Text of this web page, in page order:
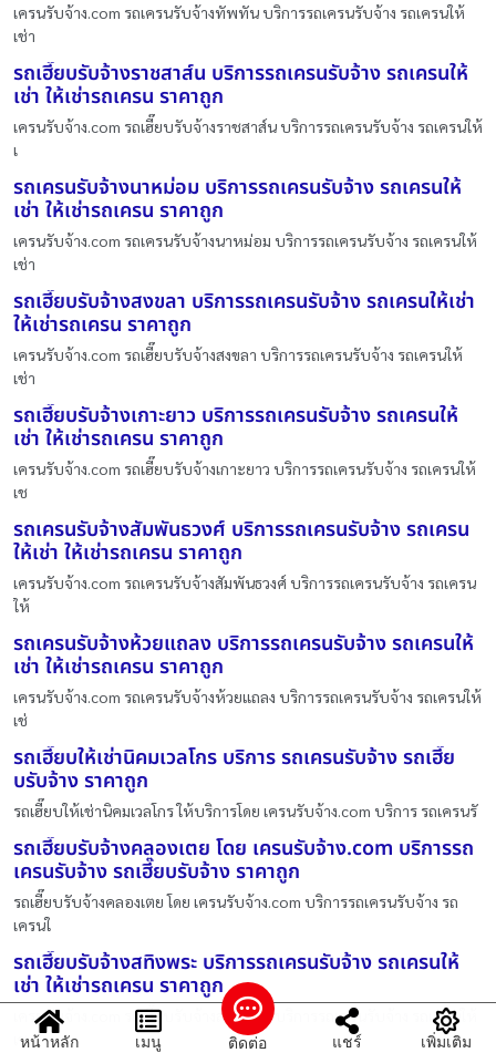
เครนรับจ้าง.com รถเครนรับจ้างทัพทัน บริการรถเครนรับจ้าง รถเครนให้
เช่า
รถเฮี๊ยบรับจ้างราชสาส์น บริการรถเครนรับจ้าง รถเครนให้
เช่า ให้เช่ารถเครน ราคาถูก
เครนรับจ้าง.com รถเฮี๊ยบรับจ้างราชสาส์น บริการรถเครนรับจ้าง รถเครนให้
เ
รถเครนรับจ้างนาหม่อม บริการรถเครนรับจ้าง รถเครนให้
เช่า ให้เช่ารถเครน ราคาถูก
เครนรับจ้าง.com รถเครนรับจ้างนาหม่อม บริการรถเครนรับจ้าง รถเครนให้
เช่า
รถเฮี๊ยบรับจ้างสงขลา บริการรถเครนรับจ้าง รถเครนให้เช่า
ให้เช่ารถเครน ราคาถูก
เครนรับจ้าง.com รถเฮี๊ยบรับจ้างสงขลา บริการรถเครนรับจ้าง รถเครนให้
เช่า
รถเฮี๊ยบรับจ้างเกาะยาว บริการรถเครนรับจ้าง รถเครนให้
เช่า ให้เช่ารถเครน ราคาถูก
เครนรับจ้าง.com รถเฮี๊ยบรับจ้างเกาะยาว บริการรถเครนรับจ้าง รถเครนให้
เช
รถเครนรับจ้างสัมพันธวงศ์ บริการรถเครนรับจ้าง รถเครน
ให้เช่า ให้เช่ารถเครน ราคาถูก
เครนรับจ้าง.com รถเครนรับจ้างสัมพันธวงศ์ บริการรถเครนรับจ้าง รถเครน
ให้
รถเครนรับจ้างห้วยแถลง บริการรถเครนรับจ้าง รถเครนให้
เช่า ให้เช่ารถเครน ราคาถูก
เครนรับจ้าง.com รถเครนรับจ้างห้วยแถลง บริการรถเครนรับจ้าง รถเครนให้
เช่
รถเฮี๊ยบให้เช่านิคมเวลโกร บริการ รถเครนรับจ้าง รถเฮี๊ย
บรับจ้าง ราคาถูก
รถเฮี๊ยบให้เช่านิคมเวลโกร ให้บริการโดย เครนรับจ้าง.com บริการ รถเครนรั
รถเฮี๊ยบรับจ้างคลองเตย โดย เครนรับจ้าง.com บริการรถ
เครนรับจ้าง รถเฮี๊ยบรับจ้าง ราคาถูก
รถเฮี๊ยบรับจ้างคลองเตย โดย เครนรับจ้าง.com บริการรถเครนรับจ้าง รถ
เครนใ
รถเฮี๊ยบรับจ้างสทิงพระ บริการรถเครนรับจ้าง รถเครนให้
เช่า ให้เช่ารถเครน ราคาถูก
เครนรับจ้าง.com รถเฮี๊ยบรับจ้างสทิงพระ บริการรถเครนรับจ้าง รถเครนให้
เช
หน้าหลัก เมนู ติดต่อ แชร์ เพิ่มเติม